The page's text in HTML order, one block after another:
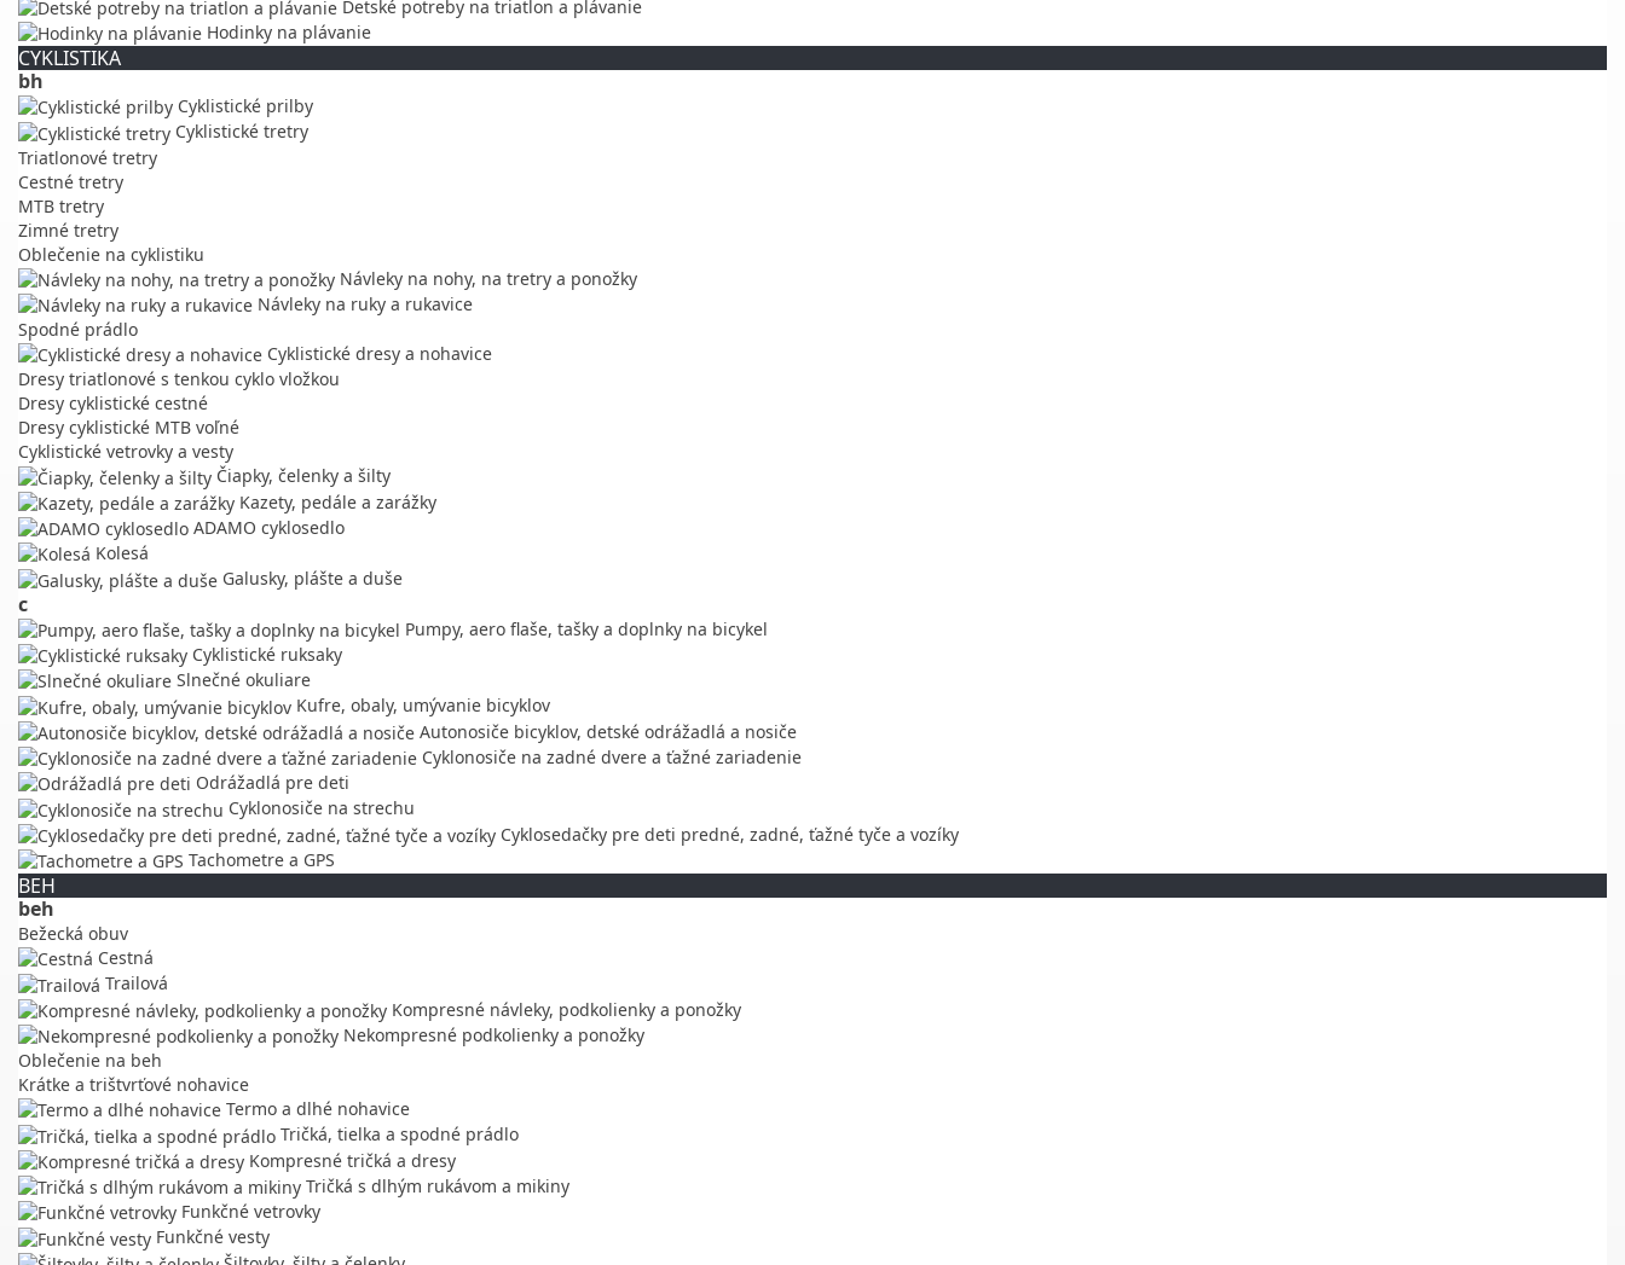
Detské potreby na triatlon a plávanie
Hodinky na plávanie
CYKLISTIKA
bh
Cyklistické prilby
Cyklistické tretry
Triatlonové tretry
Cestné tretry
MTB tretry
Zimné tretry
Oblečenie na cyklistiku
Návleky na nohy, na tretry a ponožky
Návleky na ruky a rukavice
Spodné prádlo
Cyklistické dresy a nohavice
Dresy triatlonové s tenkou cyklo vložkou
Dresy cyklistické cestné
Dresy cyklistické MTB voľné
Cyklistické vetrovky a vesty
Čiapky, čelenky a šilty
Kazety, pedále a zarážky
ADAMO cyklosedlo
Kolesá
Galusky, plášte a duše
c
Pumpy, aero flaše, tašky a doplnky na bicykel
Cyklistické ruksaky
Slnečné okuliare
Kufre, obaly, umývanie bicyklov
Autonosiče bicyklov, detské odrážadlá a nosiče
Cyklonosiče na zadné dvere a ťažné zariadenie
Odrážadlá pre deti
Cyklonosiče na strechu
Cyklosedačky pre deti predné, zadné, ťažné tyče a vozíky
Tachometre a GPS
BEH
beh
Bežecká obuv
Cestná
Trailová
Kompresné návleky, podkolienky a ponožky
Nekompresné podkolienky a ponožky
Oblečenie na beh
Krátke a trištvrťové nohavice
Termo a dlhé nohavice
Tričká, tielka a spodné prádlo
Kompresné tričká a dresy
Tričká s dlhým rukávom a mikiny
Funkčné vetrovky
Funkčné vesty